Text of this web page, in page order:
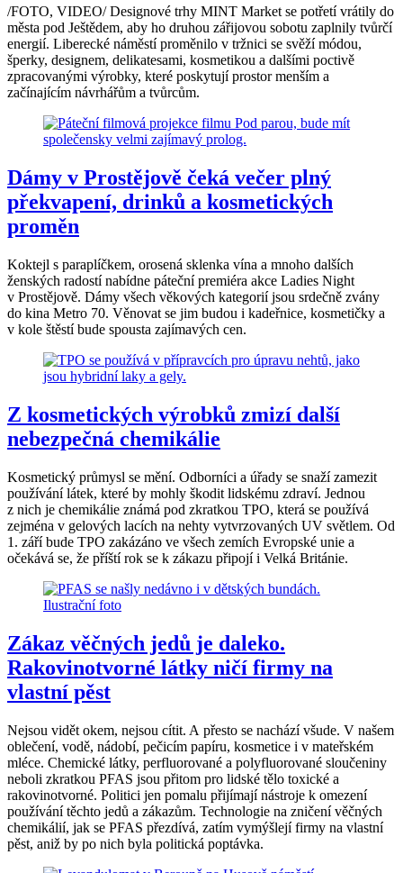
/FOTO, VIDEO/ Designové trhy MINT Market se potřetí vrátily do
města pod Ještědem, aby ho druhou zářijovou sobotu zaplnily tvůrčí
energií. Liberecké náměstí proměnilo v tržnici se svěží módou,
šperky, designem, delikatesami, kosmetikou a dalšími poctivě
zpracovanými výrobky, které poskytují prostor menším a
začínajícím návrhářům a tvůrcům.
Dámy v Prostějově čeká večer plný
překvapení, drinků a kosmetických
proměn
Koktejl s paraplíčkem, orosená sklenka vína a mnoho dalších
ženských radostí nabídne páteční premiéra akce Ladies Night
v Prostějově. Dámy všech věkových kategorií jsou srdečně zvány
do kina Metro 70. Věnovat se jim budou i kadeřnice, kosmetičky a
v kole štěstí bude spousta zajímavých cen.
Z kosmetických výrobků zmizí další
nebezpečná chemikálie
Kosmetický průmysl se mění. Odborníci a úřady se snaží zamezit
používání látek, které by mohly škodit lidskému zdraví. Jednou
z nich je chemikálie známá pod zkratkou TPO, která se používá
zejména v gelových lacích na nehty vytvrzovaných UV světlem. Od
1. září bude TPO zakázáno ve všech zemích Evropské unie a
očekává se, že příští rok se k zákazu připojí i Velká Británie.
Zákaz věčných jedů je daleko.
Rakovinotvorné látky ničí firmy na
vlastní pěst
Nejsou vidět okem, nejsou cítit. A přesto se nachází všude. V našem
oblečení, vodě, nádobí, pečicím papíru, kosmetice i v mateřském
mléce. Chemické látky, perfluorované a polyfluorované sloučeniny
neboli zkratkou PFAS jsou přitom pro lidské tělo toxické a
rakovinotvorné. Politici jen pomalu přijímají nástroje k omezení
používání těchto jedů a zákazům. Technologie na zničení věčných
chemikálií, jak se PFAS přezdívá, zatím vymýšlejí firmy na vlastní
pěst, aniž by po nich byla politická poptávka.